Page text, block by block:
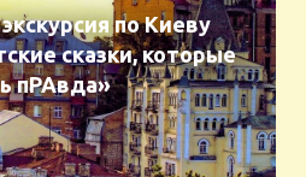
по Киеву
сказки, которые
пРАвда»